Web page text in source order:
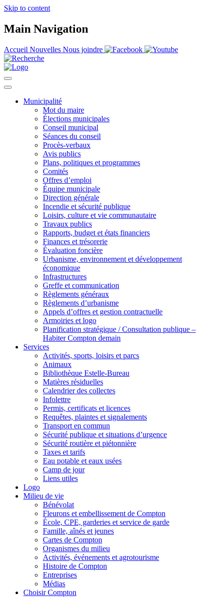
Skip to content
Main Navigation
Accueil Nouvelles Nous joindre
Municipalité
Mot du maire
Élections municipales
Conseil municipal
Séances du conseil
Procès-verbaux
Avis publics
Plans, politiques et programmes
Comités
Offres d’emploi
Équipe municipale
Direction générale
Incendie et sécurité publique
Loisirs, culture et vie communautaire
Travaux publics
Rapports, budget et états financiers
Finances et trésorerie
Évaluation foncière
Urbanisme, environnement et développement
économique
Infrastructures
Greffe et communication
Règlements généraux
Règlements d’urbanisme
Appels d’offres et gestion contractuelle
Armoiries et logo
Planification stratégique / Consultation publique –
Habiter Compton demain
Services
Activités, sports, loisirs et parcs
Animaux
Bibliothèque Estelle-Bureau
Matières résiduelles
Calendrier des collectes
Infolettre
Permis, certificats et licences
Requêtes, plaintes et signalements
Transport en commun
Sécurité publique et situations d’urgence
Sécurité routière et piétonnière
Taxes et tarifs
Eau potable et eaux usées
Camp de jour
Liens utiles
Logo
Milieu de vie
Bénévolat
Fleurons et embellissement de Compton
École, CPE, garderies et service de garde
Famille, aînés et jeunes
Cartes de Compton
Organismes du milieu
Activités, événements et agrotourisme
Histoire de Compton
Entreprises
Médias
Choisir Compton